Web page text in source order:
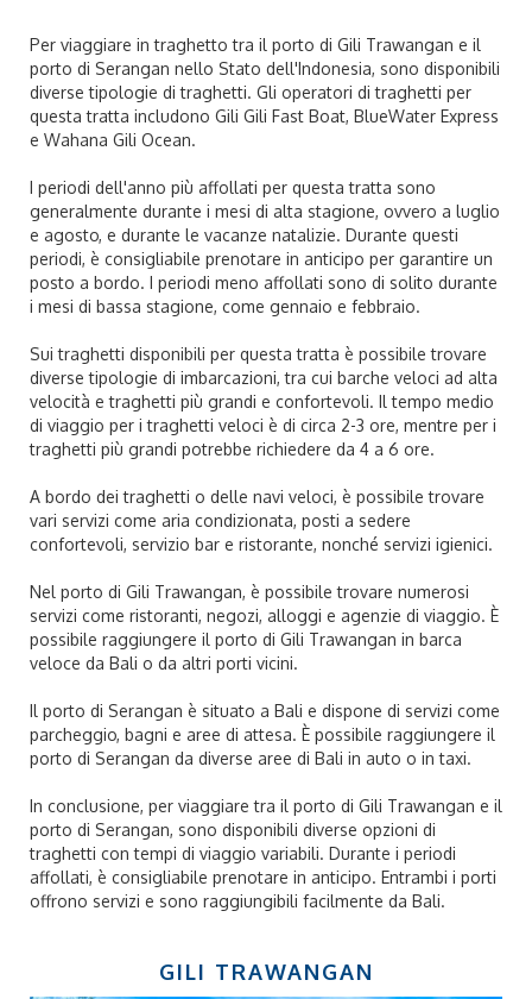
Per viaggiare in traghetto tra il porto di Gili Trawangan e il
porto di Serangan nello Stato dell'Indonesia, sono disponibili
diverse tipologie di traghetti. Gli operatori di traghetti per
questa tratta includono Gili Gili Fast Boat, BlueWater Express
e Wahana Gili Ocean.
I periodi dell'anno più affollati per questa tratta sono
generalmente durante i mesi di alta stagione, ovvero a luglio
e agosto, e durante le vacanze natalizie. Durante questi
periodi, è consigliabile prenotare in anticipo per garantire un
posto a bordo. I periodi meno affollati sono di solito durante
i mesi di bassa stagione, come gennaio e febbraio.
Sui traghetti disponibili per questa tratta è possibile trovare
diverse tipologie di imbarcazioni, tra cui barche veloci ad alta
velocità e traghetti più grandi e confortevoli. Il tempo medio
di viaggio per i traghetti veloci è di circa 2-3 ore, mentre per i
traghetti più grandi potrebbe richiedere da 4 a 6 ore.
A bordo dei traghetti o delle navi veloci, è possibile trovare
vari servizi come aria condizionata, posti a sedere
confortevoli, servizio bar e ristorante, nonché servizi igienici.
Nel porto di Gili Trawangan, è possibile trovare numerosi
servizi come ristoranti, negozi, alloggi e agenzie di viaggio. È
possibile raggiungere il porto di Gili Trawangan in barca
veloce da Bali o da altri porti vicini.
Il porto di Serangan è situato a Bali e dispone di servizi come
parcheggio, bagni e aree di attesa. È possibile raggiungere il
porto di Serangan da diverse aree di Bali in auto o in taxi.
In conclusione, per viaggiare tra il porto di Gili Trawangan e il
porto di Serangan, sono disponibili diverse opzioni di
traghetti con tempi di viaggio variabili. Durante i periodi
affollati, è consigliabile prenotare in anticipo. Entrambi i porti
offrono servizi e sono raggiungibili facilmente da Bali.
GILI TRAWANGAN